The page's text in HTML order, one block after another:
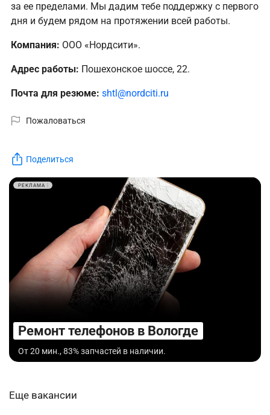
за ее пределами. Мы дадим тебе поддержку с первого
дня и будем рядом на протяжении всей работы.
Компания: ООО «Нордсити».
Адрес работы: Пошехонское шоссе, 22.
Почта для резюме: shtl@nordciti.ru
Пожаловаться
Поделиться
РЕКЛАМА
Ремонт телефонов в Вологде
От 20 мин., 83% запчастей в наличии.
Еще вакансии